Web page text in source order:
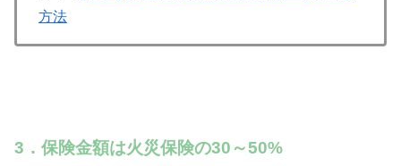
方法
3．保険金額は火災保険の30～50%